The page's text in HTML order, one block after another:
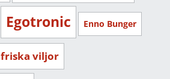
Egotronic Enno Bunger
friska viljor